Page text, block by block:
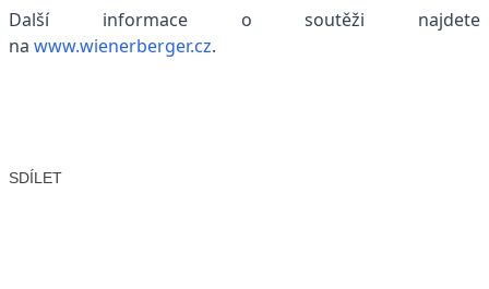
Další informace o soutěži najdete
na www.wienerberger.cz.
SDÍLET